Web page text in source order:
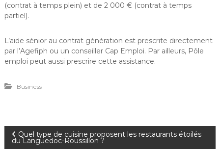
(contrat à temps plein) et de 2 000 € (contrat à temps
partiel).
L’aide sénior au contrat génération est prescrite directement
par l’Agefiph ou un conseiller Cap Emploi. Par ailleurs, Pôle
emploi peut aussi prescrire cette assistance.
Business
N Quel type de cuisine proposent les restaurants étoilés
du Languedoc-Roussillon ?